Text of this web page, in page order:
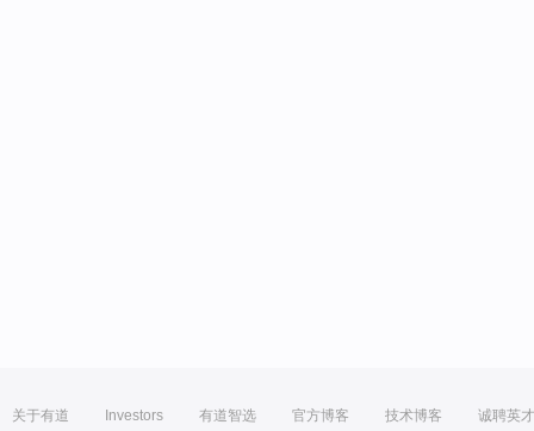
关于有道 Investors 有道智选 官方博客 技术博客 诚聘英才